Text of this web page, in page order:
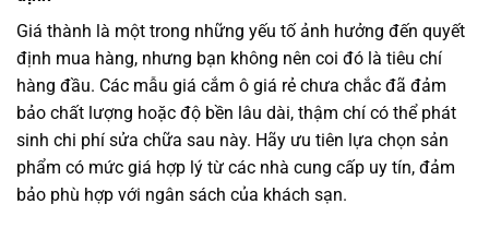
Giá thành là một trong những yếu tố ảnh hưởng đến quyết
định mua hàng, nhưng bạn không nên coi đó là tiêu chí
hàng đầu. Các mẫu giá cắm ô giá rẻ chưa chắc đã đảm
bảo chất lượng hoặc độ bền lâu dài, thậm chí có thể phát
sinh chi phí sửa chữa sau này. Hãy ưu tiên lựa chọn sản
phẩm có mức giá hợp lý từ các nhà cung cấp uy tín, đảm
bảo phù hợp với ngân sách của khách sạn.